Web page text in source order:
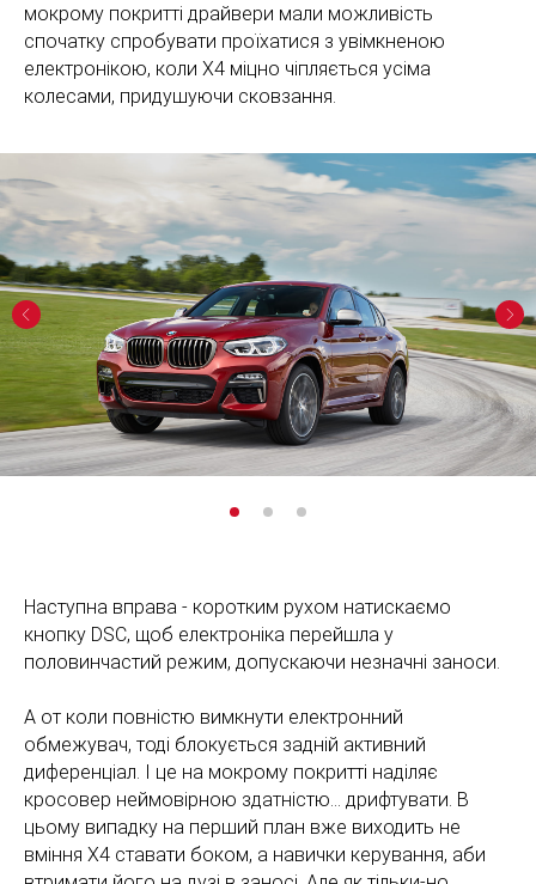
мокрому покритті драйвери мали можливість
спочатку спробувати проїхатися з увімкненою
електронікою, коли Х4 міцно чіпляється усіма
колесами, придушуючи сковзання.
Наступна вправа - коротким рухом натискаємо
кнопку DSC, щоб електроніка перейшла у
половинчастий режим, допускаючи незначні заноси.
А от коли повністю вимкнути електронний
обмежувач, тоді блокується задній активний
диференціал. І це на мокрому покритті наділяє
кросовер неймовірною здатністю… дрифтувати. В
цьому випадку на перший план вже виходить не
вміння Х4 ставати боком, а навички керування, аби